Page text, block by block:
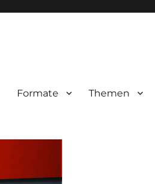
Formate Themen